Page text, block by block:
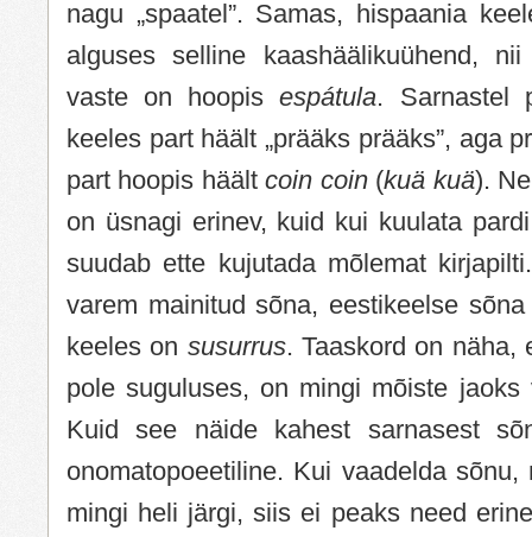
nagu „spaatel”. Samas, hispaania
alguses selline kaashäälikuühend,
vaste on hoopisespátula. Sarnastel
keeles part häält „prääks prääks”, aga
part hoopis häältcoin coin (kuä kuä).
on üsnagi erinev, kuid kui kuulata
suudab ette kujutada mõlemat
varem mainitud sõna, eestikeelse sõna
keeles on susurrus. Taaskord on näha,
pole suguluses, on mingi mõiste jaoks
Kuid see näide kahest sarnasest
onomatopoeetiline. Kui vaadelda
mingi heli järgi, siis ei peaks need